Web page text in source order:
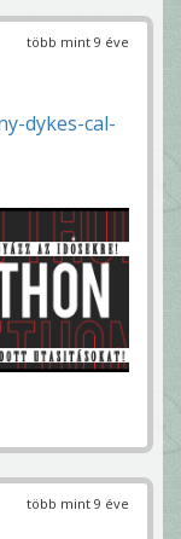
több mint 9 éve
dykes-cal-
több mint 9 éve